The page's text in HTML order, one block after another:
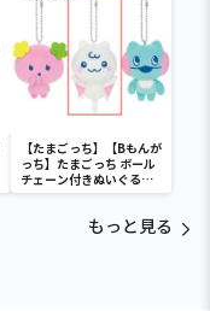
【たまごっち】【Bもんが
っち】たまごっち ボール
チェーン付きぬいぐるみ
～Tamagotchi
もっと見る